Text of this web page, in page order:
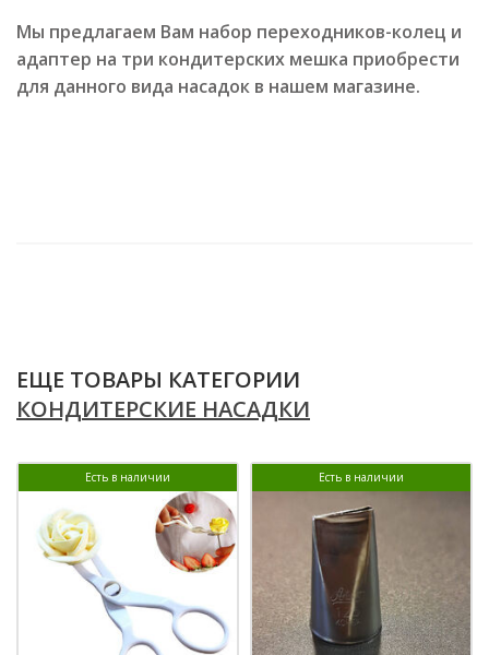
Мы предлагаем Вам набор переходников-колец и
адаптер на три кондитерских мешка приобрести
для данного вида насадок в нашем магазине.
ЕЩЕ ТОВАРЫ КАТЕГОРИИ
КОНДИТЕРСКИЕ НАСАДКИ
Есть в наличии Есть в наличии